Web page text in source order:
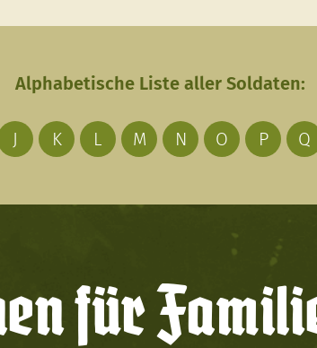
Alphabetische Liste aller Soldaten:
J K L M N O P Q
für